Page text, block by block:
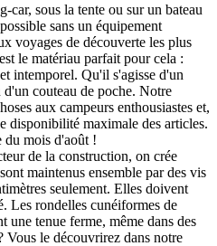
car, sous la tente ou sur un bateau
sans un équipement
voyages de découverte les plus
le matériau parfait pour cela :
intemporel. Qu'il s'agisse d'un
d'un couteau de poche. Notre
aux campeurs enthousiastes et,
disponibilité maximale des articles.
mois d'août !
de la construction, on crée
maintenus ensemble par des vis
seulement. Elles doivent
Les rondelles cunéiformes de
tenue ferme, même dans des
le découvrirez dans notre